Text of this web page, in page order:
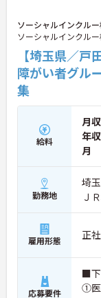
られます。介護
効活用したい方に
詳細等をお伝えし
ください。
ソーシャルインクル
ソーシャルインクル
【埼玉県／
障がい者グル
集
給料
月収
年収
月
勤務地
埼
Ｊ
雇用形態 正
応募要件
■下
①医